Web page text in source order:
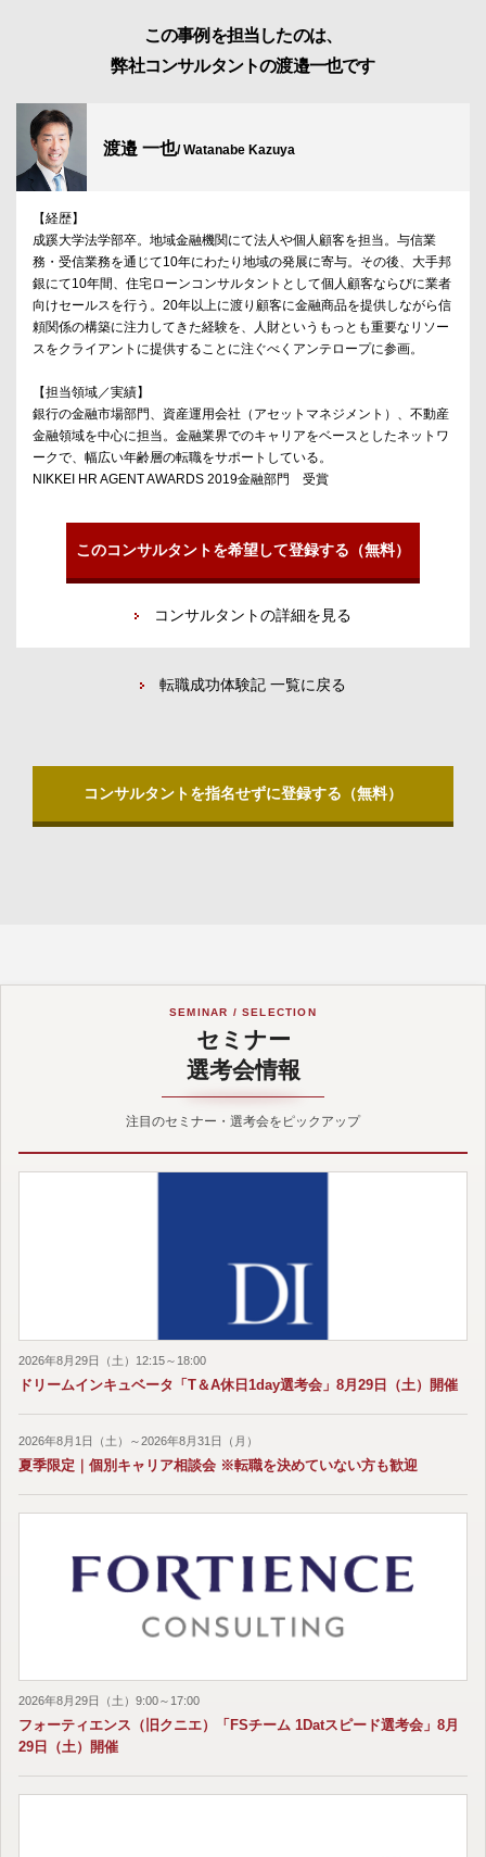
この事例を担当したのは、
弊社コンサルタントの渡邉一也です
渡邉 一也/ Watanabe Kazuya
【経歴】
成蹊大学法学部卒。地域金融機関にて法人や個人顧客を担当。与信業
務・受信業務を通じて10年にわたり地域の発展に寄与。その後、大手邦
銀にて10年間、住宅ローンコンサルタントとして個人顧客ならびに業者
向けセールスを行う。20年以上に渡り顧客に金融商品を提供しながら信
頼関係の構築に注力してきた経験を、人財というもっとも重要なリソー
スをクライアントに提供することに注ぐべくアンテロープに参画。
【担当領域／実績】
銀行の金融市場部門、資産運用会社（アセットマネジメント）、不動産
金融領域を中心に担当。金融業界でのキャリアをベースとしたネットワ
ークで、幅広い年齢層の転職をサポートしている。
NIKKEI HR AGENT AWARDS 2019金融部門 受賞
このコンサルタントを希望して登録する（無料）
コンサルタントの詳細を見る
転職成功体験記 一覧に戻る
コンサルタントを指名せずに登録する（無料）
SEMINAR / SELECTION
セミナー
選考会情報
注目のセミナー・選考会をピックアップ
2026年8月29日（土）12:15～18:00
ドリームインキュベータ「T＆A休日1day選考会」8月29日（土）開催
2026年8月1日（土）～2026年8月31日（月）
夏季限定｜個別キャリア相談会 ※転職を決めていない方も歓迎
2026年8月29日（土）9:00～17:00
フォーティエンス（旧クニエ）「FSチーム 1Datスピード選考会」8月
29日（土）開催